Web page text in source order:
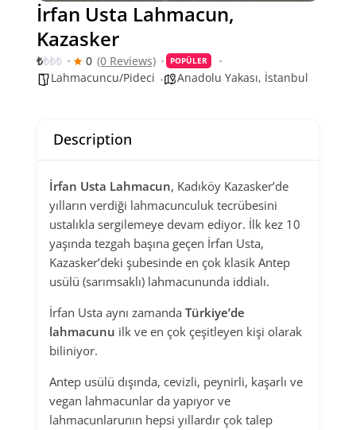
İrfan Usta Lahmacun,
Kazasker
₺₺₺₺ 0 (0 Reviews) POPÜLER
Lahmacuncu/Pideci Anadolu Yakası, İstanbul
Description
İrfan Usta Lahmacun, Kadıköy Kazasker’de
yılların verdiği lahmacunculuk tecrübesini
ustalıkla sergilemeye devam ediyor. İlk kez 10
yaşında tezgah başına geçen İrfan Usta,
Kazasker’deki şubesinde en çok klasik Antep
usülü (sarımsaklı) lahmacununda iddialı.
İrfan Usta aynı zamanda Türkiye’de
lahmacunu ilk ve en çok çeşitleyen kişi olarak
biliniyor.
Antep usülü dışında, cevizli, peynirli, kaşarlı ve
vegan lahmacunlar da yapıyor ve
lahmacunlarunın hepsi yıllardır çok talep